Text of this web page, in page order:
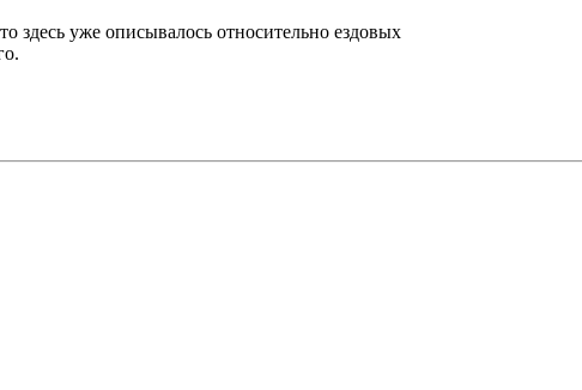
здесь уже описывалось относительно ездовых